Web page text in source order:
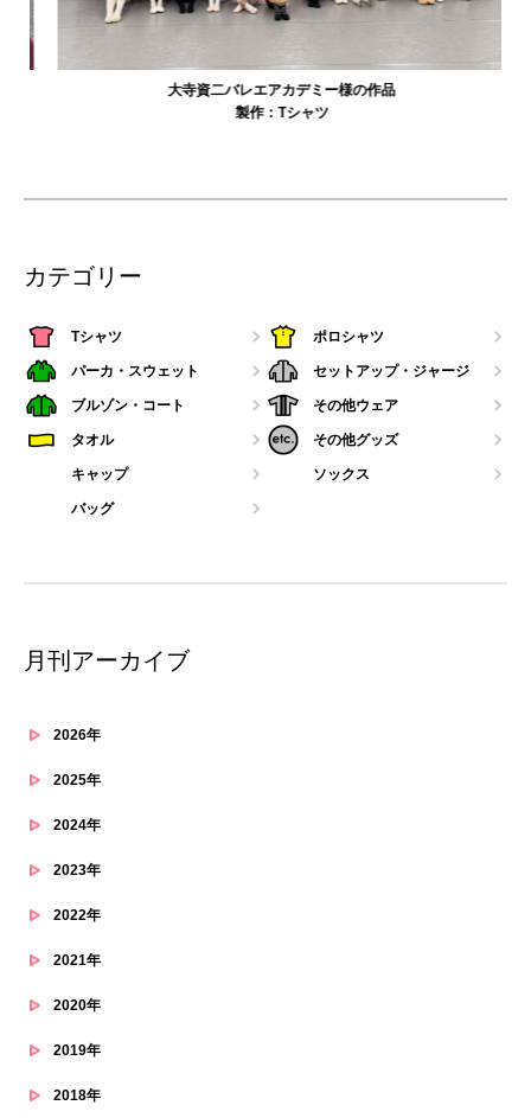
大寺資二バレエアカデミー様の作品
製作：Tシャツ
カテゴリー
Tシャツ ポロシャツ
パーカ・スウェット セットアップ・ジャージ
ブルゾン・コート その他ウェア
タオル その他グッズ
キャップ ソックス
バッグ
月刊アーカイブ
2026年
2025年
2024年
2023年
2022年
2021年
2020年
2019年
2018年